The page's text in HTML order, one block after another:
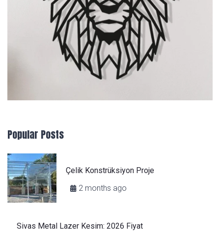
Popular Posts
Çelik Konstrüksiyon Proje
2 months ago
Sivas Metal Lazer Kesim: 2026 Fiyat